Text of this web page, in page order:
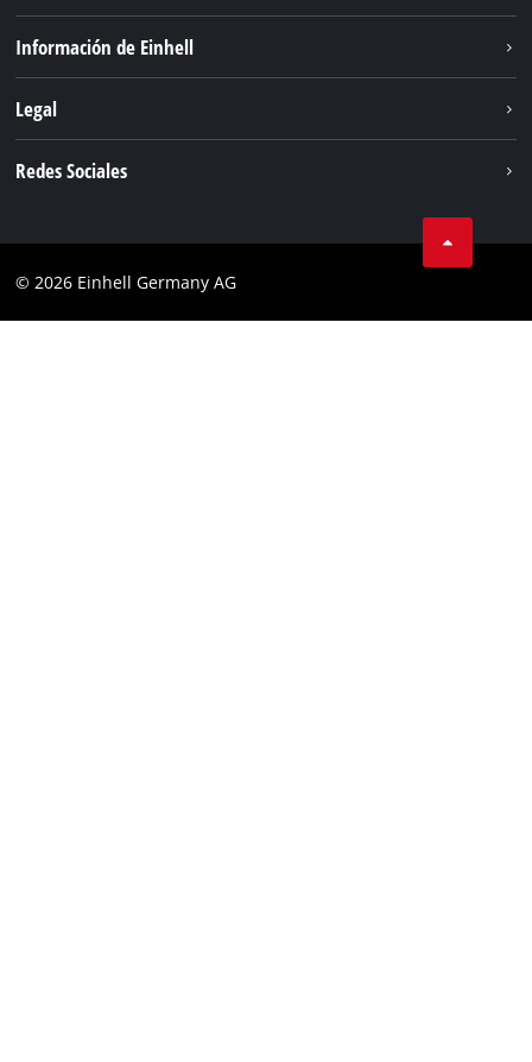
Información de Einhell
Einhell global
Legal
Redes Sociales
© 2026 Einhell Germany AG